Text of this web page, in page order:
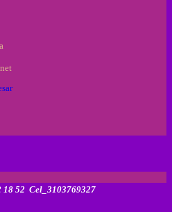
18 52 Cel_3103769327